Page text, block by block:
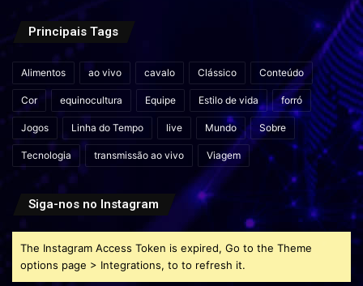
Principais Tags
Alimentos ao vivo cavalo Clássico Conteúdo
Cor equinocultura Equipe Estilo de vida forró
Jogos Linha do Tempo live Mundo Sobre
Tecnologia transmissão ao vivo Viagem
Siga-nos no Instagram
The Instagram Access Token is expired, Go to the Theme
options page > Integrations, to to refresh it.